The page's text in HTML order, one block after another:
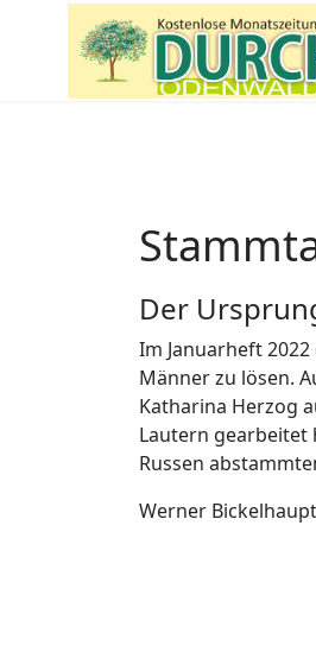
Der
Im Januarheft
Männer zu lösen.
Katharina Herzog
Lautern gearbeitet
Russen
Werner